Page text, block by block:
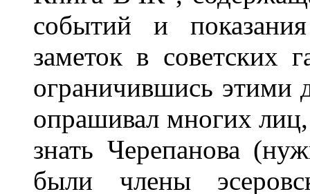
событий и
заметок в советских
ограничившись
опрашивал многих
знать Черепанова
были члены